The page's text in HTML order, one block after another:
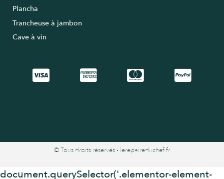
Plancha
Trancheuse à jambon
Cave à vin
© Tous droits réservés - lerepaireduchef.fr
document.querySelector('.elementor-element-